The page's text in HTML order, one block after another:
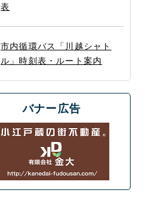
表
市内循環バス「川越シャト
ル」時刻表・ルート案内
バナー広告